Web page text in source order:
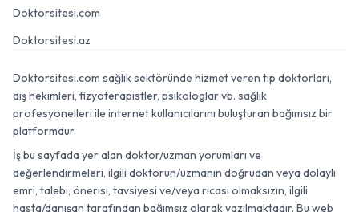
Doktorsitesi.com
Doktorsitesi.az
Doktorsitesi.com sağlık sektöründe hizmet veren tıp doktorları,
diş hekimleri, fizyoterapistler, psikologlar vb. sağlık
profesyonelleri ile internet kullanıcılarını buluşturan bağımsız bir
platformdur.
İş bu sayfada yer alan doktor/uzman yorumları ve
değerlendirmeleri, ilgili doktorun/uzmanın doğrudan veya dolaylı
emri, talebi, önerisi, tavsiyesi ve/veya ricası olmaksızın, ilgili
hasta/danışan tarafından bağımsız olarak yazılmaktadır. Bu web